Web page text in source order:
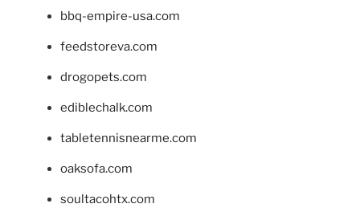
bbq-empire-usa.com
feedstoreva.com
drogopets.com
ediblechalk.com
tabletennisnearme.com
oaksofa.com
soultacohtx.com